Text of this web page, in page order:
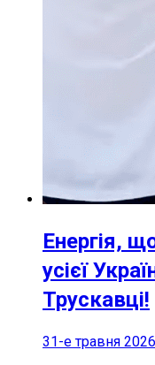
Енергія,
усієї
Трускавці!
31-е травня